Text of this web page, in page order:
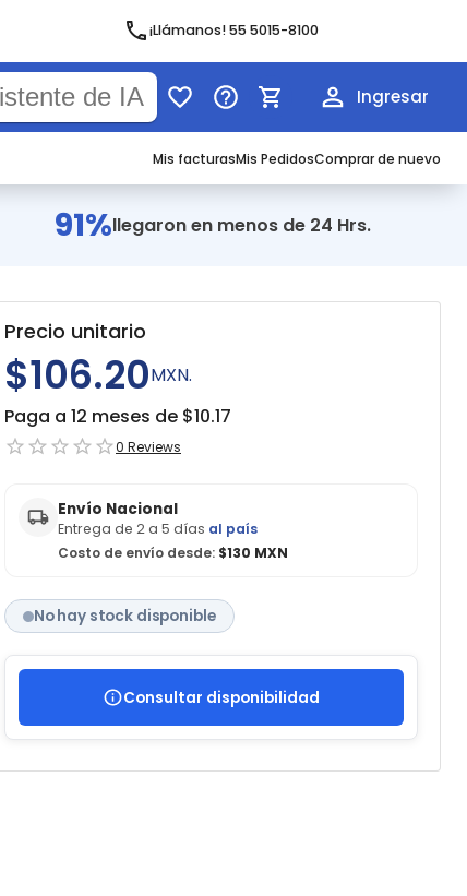
¡Llámanos! 55 5015-8100
Ingresar
Mis facturasMis PedidosComprar de nuevo
91%llegaron en menos de 24 Hrs.
Precio unitario
$106.20MXN.
Paga a 12 meses de $10.17
0 Reviews
Envío Nacional
Entrega de 2 a 5 días al país
Costo de envío desde:$130 MXN
No hay stock disponible
Consultar disponibilidad